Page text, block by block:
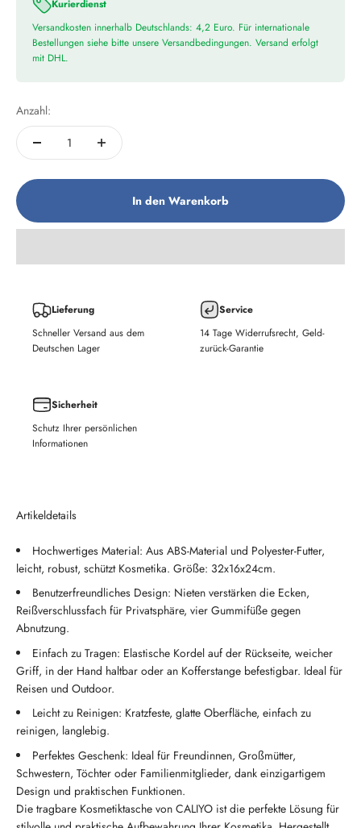
Kurierdienst
Versandkosten innerhalb Deutschlands: 4,2 Euro. Für internationale
Bestellungen siehe bitte unsere Versandbedingungen. Versand erfolgt
mit DHL.
Anzahl:
In den Warenkorb
Lieferung
Schneller Versand aus dem
Deutschen Lager
Service
14 Tage Widerrufsrecht, Geld-
zurück-Garantie
Sicherheit
Schutz Ihrer persönlichen
Informationen
Artikeldetails
Hochwertiges Material: Aus ABS-Material und Polyester-Futter,
leicht, robust, schützt Kosmetika. Größe: 32x16x24cm.
Benutzerfreundliches Design: Nieten verstärken die Ecken,
Reißverschlussfach für Privatsphäre, vier Gummifüße gegen
Abnutzung.
Einfach zu Tragen: Elastische Kordel auf der Rückseite, weicher
Griff, in der Hand haltbar oder an Kofferstange befestigbar. Ideal für
Reisen und Outdoor.
Leicht zu Reinigen: Kratzfeste, glatte Oberfläche, einfach zu
reinigen, langlebig.
Perfektes Geschenk: Ideal für Freundinnen, Großmütter,
Schwestern, Töchter oder Familienmitglieder, dank einzigartigem
Design und praktischen Funktionen.
Die tragbare Kosmetiktasche von CALIYO ist die perfekte Lösung für